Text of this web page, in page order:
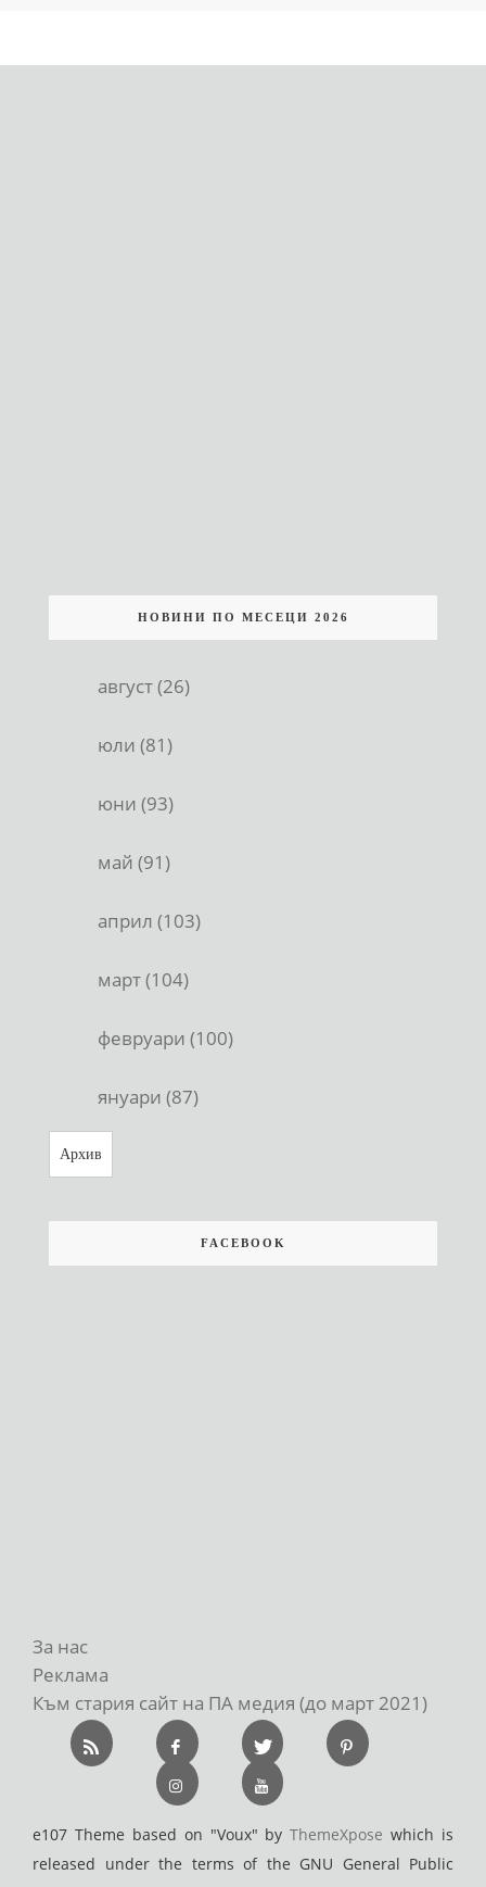
НОВИНИ ПО МЕСЕЦИ 2026
август (26)
юли (81)
юни (93)
май (91)
април (103)
март (104)
февруари (100)
януари (87)
Архив
FACEBOOK
За нас
Реклама
Към стария сайт на ПА медия (до март 2021)
e107 Theme based on "Voux" byThemeXpose which is
released under the terms of the GNU General Public